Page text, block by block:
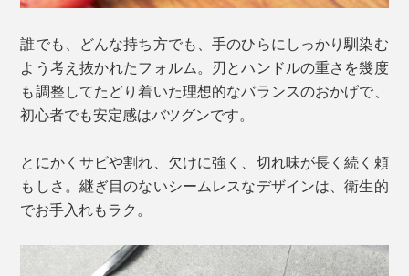
誰でも、どんな持ち方でも、手のひらにしっかり馴染む
よう考え抜かれたフォルム。刃とハンドルの重さを幾度
も調整してたどり着いた理想的なバランスのおかげで、
初心者でも安定感はバツグンです。
とにかくサビや割れ、欠けに強く、切れ味が長く続く頼
もしさ。継ぎ目のないシームレスなデザインは、衛生的
でお手入れもラク。